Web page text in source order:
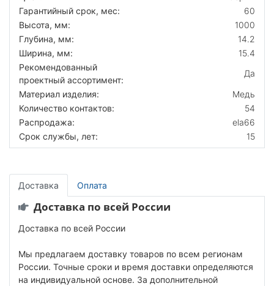
Гарантийный срок, мес:
60
Высота, мм:
1000
Глубина, мм:
14.2
Ширина, мм:
15.4
Рекомендованный
проектный ассортимент:
Да
Материал изделия:
Медь
Количество контактов:
54
Распродажа:
ela66
Срок службы, лет:
15
Доставка Оплата
Доставка по всей России
Доставка по всей России
Мы предлагаем доставку товаров по всем регионам
России. Точные сроки и время доставки определяются
на индивидуальной основе. За дополнительной